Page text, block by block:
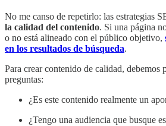
No me canso de repetirlo: las estrategias
la calidad del contenido. Si una página
o no está alineado con el público objetivo,
en los resultados de búsqueda.
Para crear contenido de calidad, debemos
preguntas:
¿Es este contenido realmente un
¿Tengo una audiencia que busque